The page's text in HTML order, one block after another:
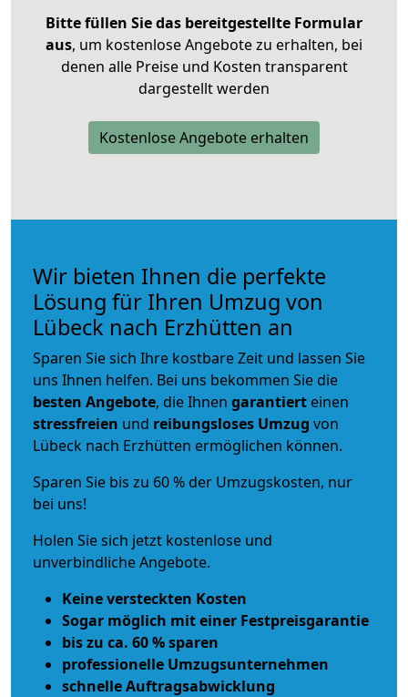
Bitte füllen Sie das bereitgestellte Formular
aus, um kostenlose Angebote zu erhalten, bei
denen alle Preise und Kosten transparent
dargestellt werden
Kostenlose Angebote erhalten
Wir bieten Ihnen die perfekte
Lösung für Ihren Umzug von
Lübeck nach Erzhütten an
Sparen Sie sich Ihre kostbare Zeit und lassen Sie
uns Ihnen helfen. Bei uns bekommen Sie die
besten Angebote, die Ihnen garantiert einen
stressfreien und reibungsloses Umzug von
Lübeck nach Erzhütten ermöglichen können.
Sparen Sie bis zu 60 % der Umzugskosten, nur
bei uns!
Holen Sie sich jetzt kostenlose und
unverbindliche Angebote.
Keine versteckten Kosten
Sogar möglich mit einer Festpreisgarantie
bis zu ca. 60 % sparen
professionelle Umzugsunternehmen
schnelle Auftragsabwicklung